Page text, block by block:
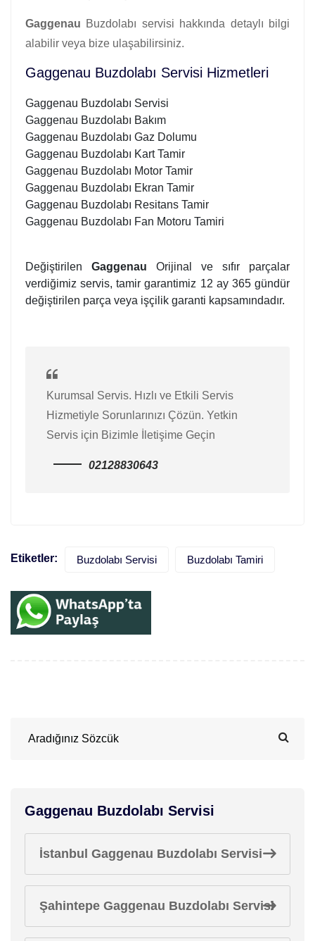
Gaggenau Buzdolabı servisi hakkında detaylı bilgi
alabilir veya bize ulaşabilirsiniz.
Gaggenau Buzdolabı Servisi Hizmetleri
Gaggenau Buzdolabı Servisi
Gaggenau Buzdolabı Bakım
Gaggenau Buzdolabı Gaz Dolumu
Gaggenau Buzdolabı Kart Tamir
Gaggenau Buzdolabı Motor Tamir
Gaggenau Buzdolabı Ekran Tamir
Gaggenau Buzdolabı Resitans Tamir
Gaggenau Buzdolabı Fan Motoru Tamiri
Değiştirilen Gaggenau Orijinal ve sıfır parçalar
verdiğimiz servis, tamir garantimiz 12 ay 365 gündür
değiştirilen parça veya işçilik garanti kapsamındadır.
Kurumsal Servis. Hızlı ve Etkili Servis
Hizmetiyle Sorunlarınızı Çözün. Yetkin
Servis için Bizimle İletişime Geçin
02128830643
Etiketler: Buzdolabı Servisi Buzdolabı Tamiri
Gaggenau Buzdolabı Servisi
İstanbul Gaggenau Buzdolabı Servisi
Şahintepe Gaggenau Buzdolabı Servisi